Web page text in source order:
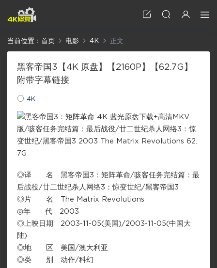
当前位置： 首页 电影 4K 正文
黑客帝国3【4K 原盘】【2160P】【62.7G】
附带字幕链接
4K
◎译 名 黑客帝国3：矩阵革命/骇客任务完结篇：最
后战役/廿二世纪杀人网络3：惊变世纪/黑客帝国3
◎片 名 The Matrix Revolutions
◎年 代 2003
◎上映日期 2003-11-05(美国)/2003-11-05(中国大
陆)
◎地 区 美国/澳大利亚
◎类 别 动作/科幻